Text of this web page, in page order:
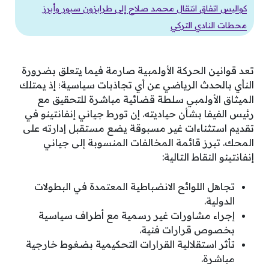
كواليس اتفاق انتقال محمد صلاح إلى طرابزون سبور وأبرز
محطات النادي التركي
تعد قوانين الحركة الأولمبية صارمة فيما يتعلق بضرورة
النأي بالحدث الرياضي عن أي تجاذبات سياسية؛ إذ يمتلك
الميثاق الأولمبي سلطة قضائية مباشرة للتحقيق مع
رئيس الفيفا بشأن حياديته. إن تورط جياني إنفانتينو في
تقديم استثناءات غير مسبوقة يضع مستقبل إدارته على
المحك. تبرز قائمة المخالفات المنسوبة إلى جياني
إنفانتينو النقاط التالية:
تجاهل اللوائح الانضباطية المعتمدة في البطولات
الدولية.
إجراء مشاورات غير رسمية مع أطراف سياسية
بخصوص قرارات فنية.
تأثر استقلالية القرارات التحكيمية بضغوط خارجية
مباشرة.